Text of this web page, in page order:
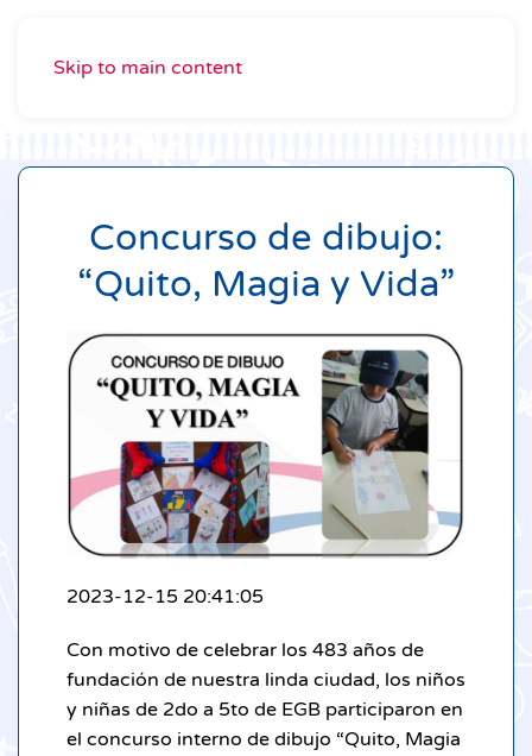
Skip to main content
Concurso de dibujo:
“Quito, Magia y Vida”
2023-12-15 20:41:05
Con motivo de celebrar los 483 años de
fundación de nuestra linda ciudad, los niños
y niñas de 2do a 5to de EGB participaron en
el concurso interno de dibujo “Quito, Magia